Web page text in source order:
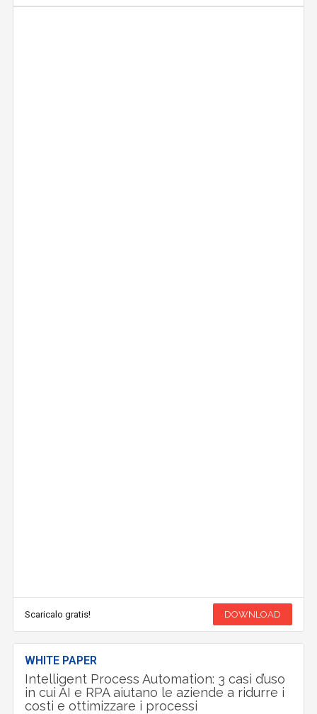
Scaricalo gratis! DOWNLOAD
WHITE PAPER
Intelligent Process Automation: 3 casi d’uso
in cui AI e RPA aiutano le aziende a ridurre i
costi e ottimizzare i processi